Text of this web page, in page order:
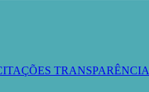
TRANSPARÊNCIA